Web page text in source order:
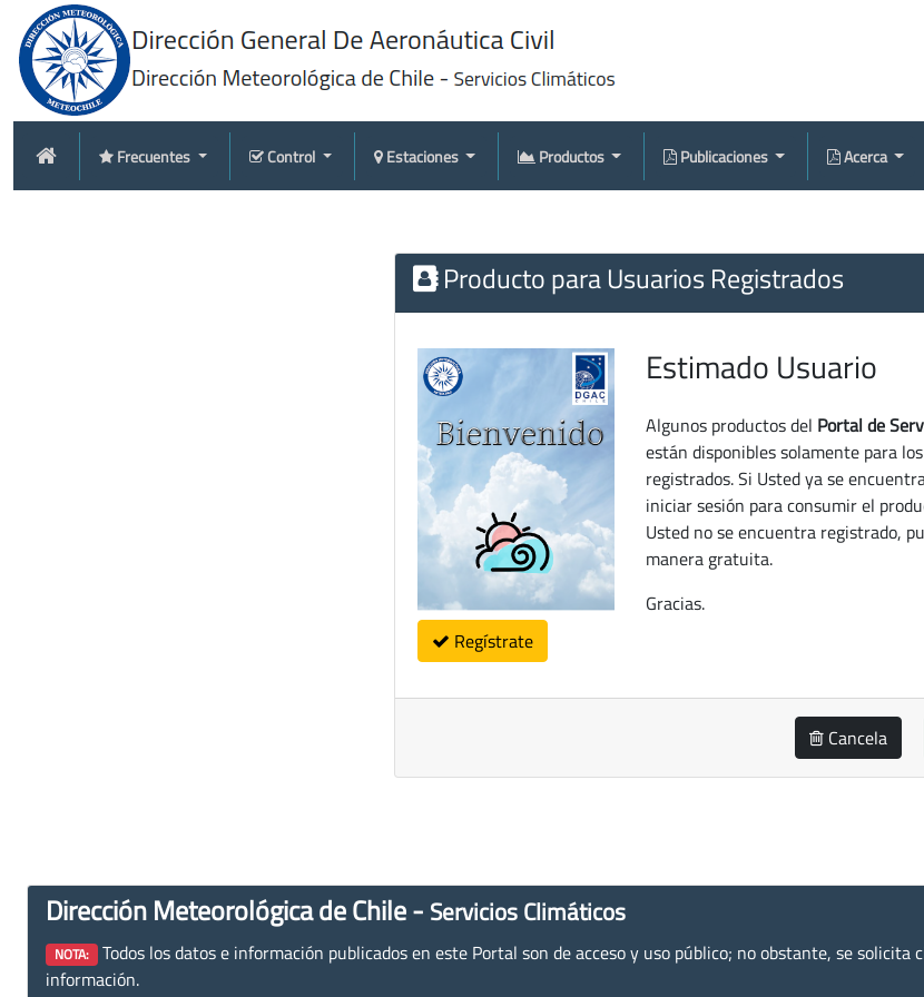
Frecuentes Control Estaciones Productos Publicaciones Acerca
Producto para Usuarios Registrados
Regístrate
Estimado Usuario
Algunos productos del Portal de
están disponibles solamente para
registrados. Si Usted ya se
iniciar sesión para consumir el
Usted no se encuentra registrado,
manera gratuita.
Gracias.
Cancela
Dirección Meteorológica de Chile - Servicios Climáticos
NOTA: Todos los datos e información publicados en este Portal son de acceso y uso público; no obstante, se solicita
información.